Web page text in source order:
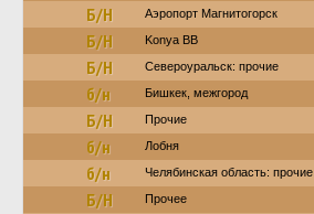
Б/Н Аэропорт Магнитогорск
Б/Н Konya BB
Б/Н Североуральск: прочие
б/н Бишкек, межгород
Б/Н Прочие
б/н Лобня
б/н Челябинская область: прочие
Б/Н Прочее